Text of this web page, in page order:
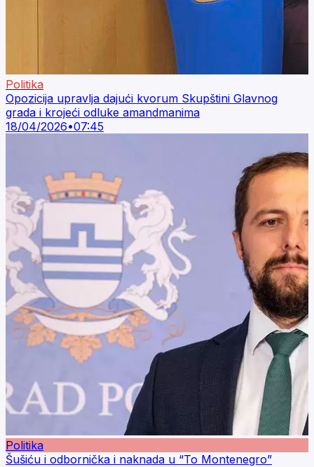
Politika
Opozicija upravlja dajući kvorum Skupštini Glavnog
grada i krojeći odluke amandmanima
18/04/2026•07:45
Politika
Šušiću i odbornička i naknada u “To Montenegro”